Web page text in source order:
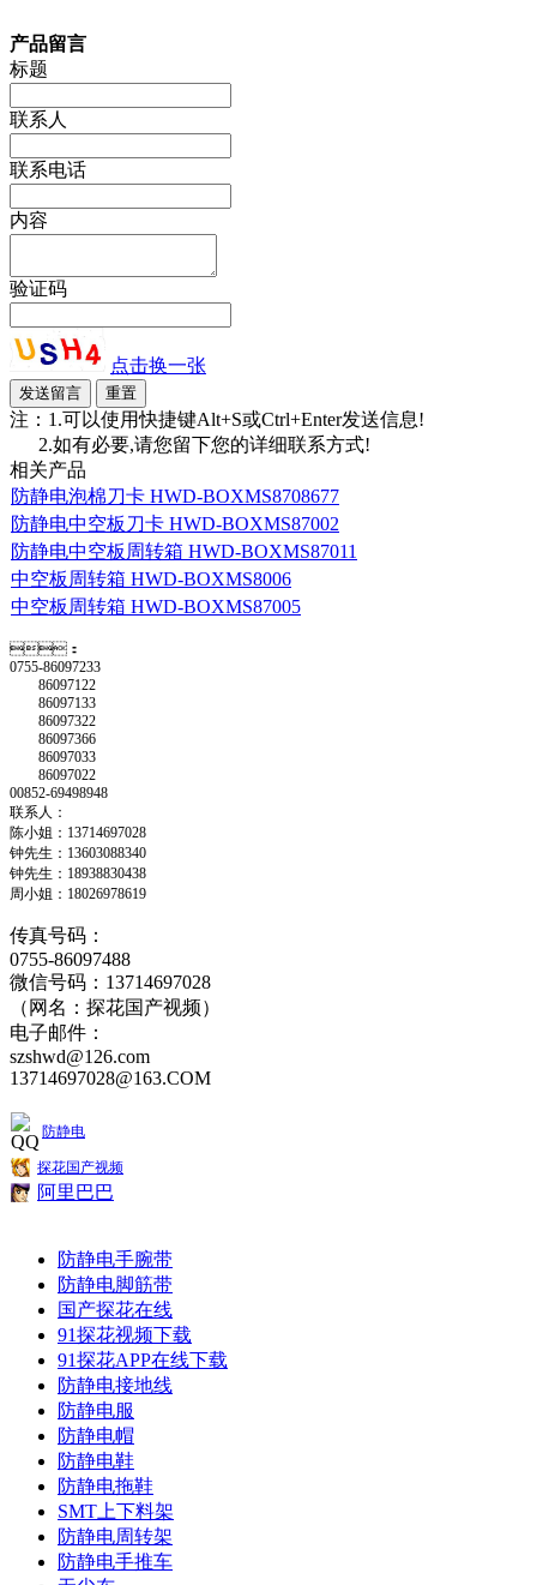
产品留言
标题
联系人
联系电话
内容
验证码
点击换一张
注：1.可以使用快捷键Alt+S或Ctrl+Enter发送信息!
2.如有必要,请您留下您的详细联系方式!
相关产品
防静电泡棉刀卡 HWD-BOXMS8708677
防静电中空板刀卡 HWD-BOXMS87002
防静电中空板周转箱 HWD-BOXMS87011
中空板周转箱 HWD-BOXMS8006
中空板周转箱 HWD-BOXMS87005
：
0755-86097233
86097122
86097133
86097322
86097366
86097033
86097022
00852-69498948
联系人：
陈小姐：13714697028
钟先生：13603088340
钟先生：18938830438
周小姐：18026978619
传真号码：
0755-86097488
微信号码：13714697028
（网名：探花国产视频）
电子邮件：
szshwd@126.com
13714697028@163.COM
防静电
探花国产视频
阿里巴巴
防静电手腕带
防静电脚筋带
国产探花在线
91探花视频下载
91探花APP在线下载
防静电接地线
防静电服
防静电帽
防静电鞋
防静电拖鞋
SMT上下料架
防静电周转架
防静电手推车